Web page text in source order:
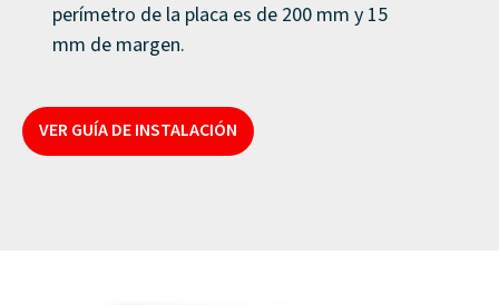
perímetro de la placa es de 200 mm y 15
mm de margen.
VER GUÍA DE INSTALACIÓN